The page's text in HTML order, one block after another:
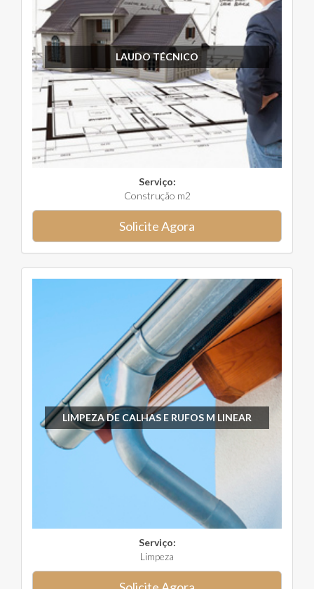
LAUDO TÉCNICO
Serviço:
Construção m2
Solicite Agora
LIMPEZA DE CALHAS E RUFOS M LINEAR
Serviço:
Limpeza